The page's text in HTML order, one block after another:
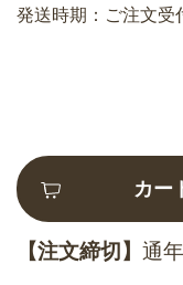
発送時期：ご注文受
カー
【注文締切】 通